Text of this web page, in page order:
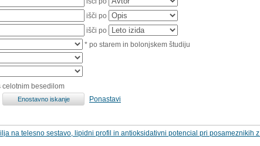
išči po
išči po
* po starem in bolonjskem študiju
celotnim besedilom
Ponastavi
na telesno sestavo, lipidni profil in antioksidativni potencial pri posameznikih